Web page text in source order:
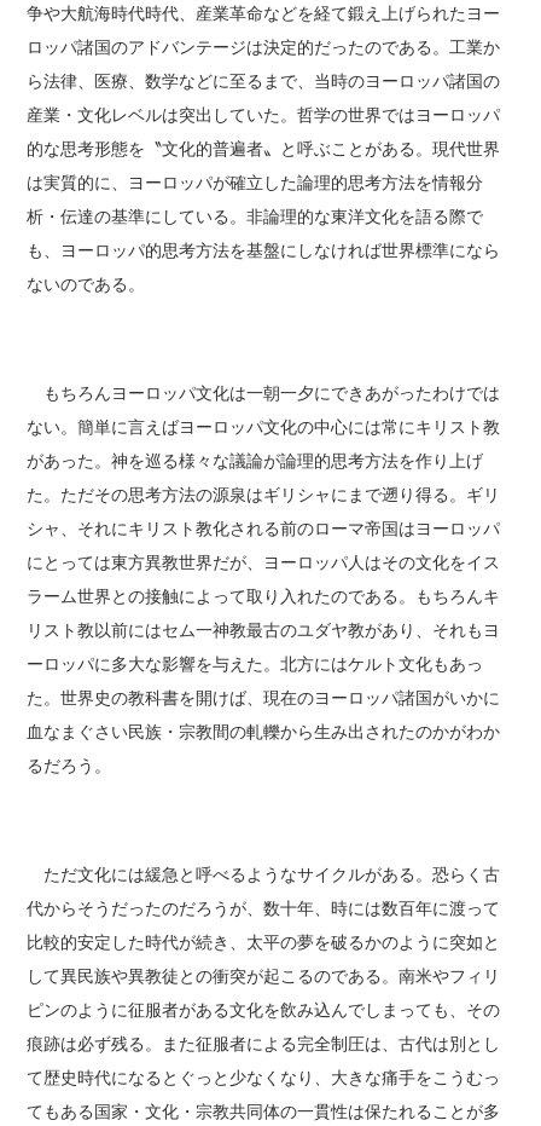
争や大航海時代時代、産業革命などを経て鍛え上げられたヨー
ロッパ諸国のアドバンテージは決定的だったのである。工業か
ら法律、医療、数学などに至るまで、当時のヨーロッパ諸国の
産業・文化レベルは突出していた。哲学の世界ではヨーロッパ
的な思考形態を〝文化的普遍者〟と呼ぶことがある。現代世界
は実質的に、ヨーロッパが確立した論理的思考方法を情報分
析・伝達の基準にしている。非論理的な東洋文化を語る際で
も、ヨーロッパ的思考方法を基盤にしなければ世界標準になら
ないのである。
もちろんヨーロッパ文化は一朝一夕にできあがったわけでは
ない。簡単に言えばヨーロッパ文化の中心には常にキリスト教
があった。神を巡る様々な議論が論理的思考方法を作り上げ
た。ただその思考方法の源泉はギリシャにまで遡り得る。ギリ
シャ、それにキリスト教化される前のローマ帝国はヨーロッパ
にとっては東方異教世界だが、ヨーロッパ人はその文化をイス
ラーム世界との接触によって取り入れたのである。もちろんキ
リスト教以前にはセム一神教最古のユダヤ教があり、それもヨ
ーロッパに多大な影響を与えた。北方にはケルト文化もあっ
た。世界史の教科書を開けば、現在のヨーロッパ諸国がいかに
血なまぐさい民族・宗教間の軋轢から生み出されたのかがわか
るだろう。
ただ文化には緩急と呼べるようなサイクルがある。恐らく古
代からそうだったのだろうが、数十年、時には数百年に渡って
比較的安定した時代が続き、太平の夢を破るかのように突如と
して異民族や異教徒との衝突が起こるのである。南米やフィリ
ピンのように征服者がある文化を飲み込んでしまっても、その
痕跡は必ず残る。また征服者による完全制圧は、古代は別とし
て歴史時代になるとぐっと少なくなり、大きな痛手をこうむっ
てもある国家・文化・宗教共同体の一貫性は保たれることが多